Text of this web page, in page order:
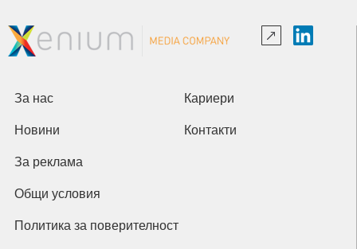
За нас Кариери
Новини Контакти
За реклама
Общи условия
Политика за поверителност